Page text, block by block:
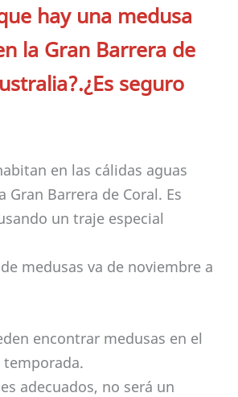
hay una medusa
la Gran Barrera de
seguro
en las cálidas aguas
Gran Barrera de Coral. Es
un traje especial
medusas va de noviembre a
encontrar medusas en el
temporada.
adecuados, no será un